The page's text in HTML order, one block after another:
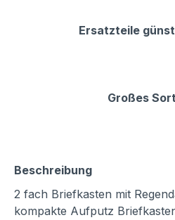
Ersatzteile
Großes
Beschreibung
2 fach Briefkasten mit
kompakte Aufputz